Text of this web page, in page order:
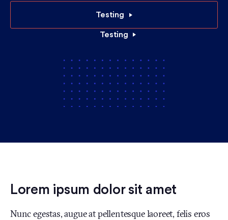
Testing
Testing
Lorem ipsum dolor sit amet
Nunc egestas, augue at pellentesque laoreet, felis eros